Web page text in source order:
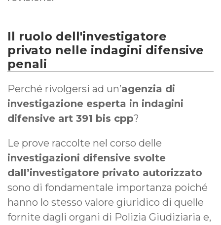
Il ruolo dell'investigatore
privato nelle indagini difensive
penali
Perché rivolgersi ad un’agenzia di
investigazione esperta in indagini
difensive art 391 bis cpp?
Le prove raccolte nel corso delle
investigazioni difensive svolte
dall’investigatore privato autorizzato
sono di fondamentale importanza poiché
hanno lo stesso valore giuridico di quelle
fornite dagli organi di Polizia Giudiziaria e,